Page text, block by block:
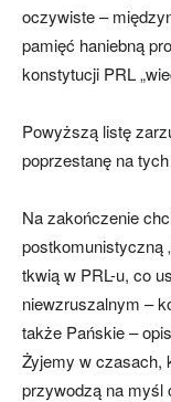
oczywiste –
pamięć haniebną
konstytucji PRL
Powyższą listę
poprzestanę na
Na zakończenie
postkomunistyczną
tkwią w PRL-u, co
niewzruszalnym –
także Pańskie –
Żyjemy w czasach,
przywodzą na myśl